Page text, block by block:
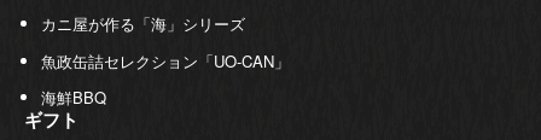
カニ屋が作る「海」シリーズ
魚政缶詰セレクション「UO-CAN」
海鮮BBQ
ギフト